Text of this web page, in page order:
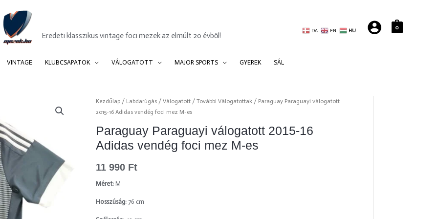
Eredeti klasszikus vintage foci mezek az elmúlt 20 évből!
DA EN HU 0
VINTAGE KLUBCSAPATOK VÁLOGATOTT MAJOR SPORTS GYEREK SÁL
Kezdőlap/ Labdarúgás/ Válogatott/ További Válogatottak/ Paraguay Paraguayi válogatott
2015-16 Adidas vendég foci mez M-es
Paraguay Paraguayi válogatott 2015-16
Adidas vendég foci mez M-es
11 990 Ft
Méret:M
Hosszúság: 76 cm